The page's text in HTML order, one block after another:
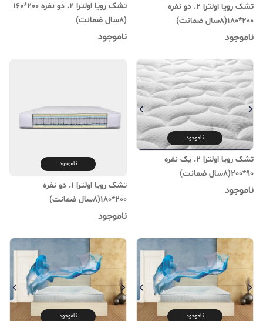
تشک رویا اولترا 2. دو نفره
200*180(۸سال ضمانت)
ناموجود
تشک رویا اولترا 2. دو نفره 200*160
(۸سال ضمانت)
ناموجود
ناموجود
تشک رویا اولترا 2. یک نفره
90*200(۸سال ضمانت)
ناموجود
ناموجود
تشک رویا اولترا 1. دو نفره
200*180(۸سال ضمانت)
ناموجود
ناموجود ناموجود